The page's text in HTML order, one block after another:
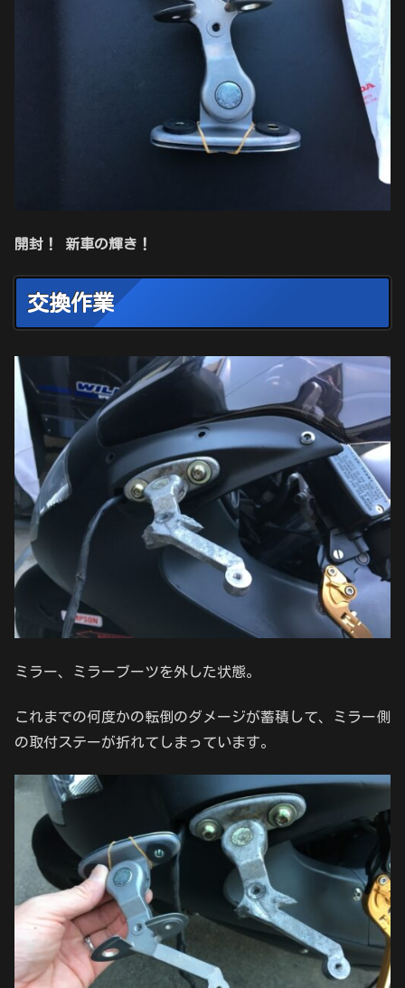
開封！ 新車の輝き！
交換作業
ミラー、ミラーブーツを外した状態。
これまでの何度かの転倒のダメージが蓄積して、ミラー側
の取付ステーが折れてしまっています。